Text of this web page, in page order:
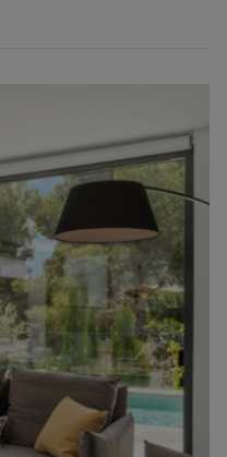
en qualité de vie aujourd’hui